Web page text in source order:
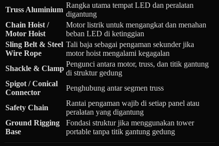
Truss Aluminium
Rangka utama tempat LED dan peralatan
digantung
Chain Hoist /
Motor Hoist
Motor listrik untuk mengangkat dan menahan
beban LED di ketinggian
Sling Belt & Steel
Wire Rope
Tali baja sebagai pengaman sekunder jika
motor hoist mengalami kegagalan
Shackle & Clamp
Pengunci antara motor, truss, dan titik gantung
di struktur gedung
Spigot / Conical
Connector
Penghubung antar segmen truss
Safety Chain
Rantai pengaman wajib di setiap panel atau
peralatan yang digantung
Ground Rigging
Base
Fondasi struktur jika menggunakan tower
portable tanpa titik gantung gedung